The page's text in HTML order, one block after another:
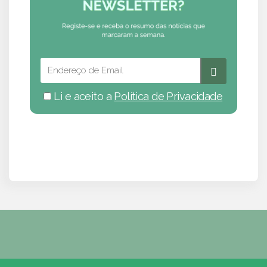
Li e aceito a Política de Privacidade